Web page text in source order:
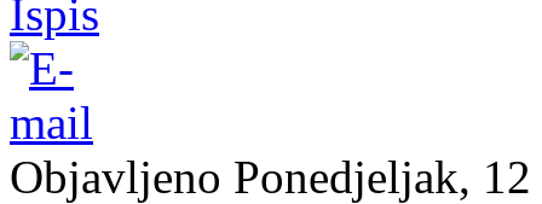
Objavljeno Ponedjeljak, 12